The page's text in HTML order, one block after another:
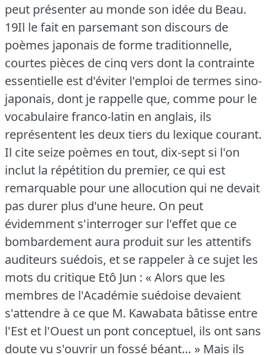
peut présenter au monde son idée du Beau.
19Il le fait en parsemant son discours de
poèmes japonais de forme traditionnelle,
courtes pièces de cinq vers dont la contrainte
essentielle est d'éviter l'emploi de termes sino-
japonais, dont je rappelle que, comme pour le
vocabulaire franco-latin en anglais, ils
représentent les deux tiers du lexique courant.
Il cite seize poèmes en tout, dix-sept si l'on
inclut la répétition du premier, ce qui est
remarquable pour une allocution qui ne devait
pas durer plus d'une heure. On peut
évidemment s'interroger sur l'effet que ce
bombardement aura produit sur les attentifs
auditeurs suédois, et se rappeler à ce sujet les
mots du critique Etô Jun : « Alors que les
membres de l'Académie suédoise devaient
s'attendre à ce que M. Kawabata bâtisse entre
l'Est et l'Ouest un pont conceptuel, ils ont sans
doute vu s'ouvrir un fossé béant… » Mais ils